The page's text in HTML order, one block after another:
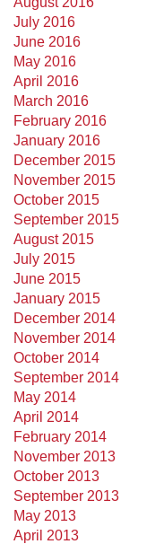
July 2016
June 2016
May 2016
April 2016
March 2016
February 2016
January 2016
December 2015
November 2015
October 2015
September 2015
August 2015
July 2015
June 2015
January 2015
December 2014
November 2014
October 2014
September 2014
May 2014
April 2014
February 2014
November 2013
October 2013
September 2013
May 2013
April 2013